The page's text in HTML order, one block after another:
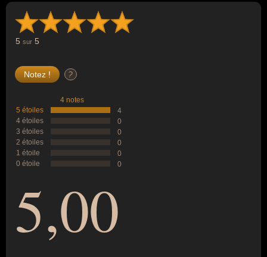
5 sur 5
?
4 notes
5 étoiles
4
4 étoiles
0
3 étoiles
0
2 étoiles
0
1 étoile
0
0 étoile
0
5,00